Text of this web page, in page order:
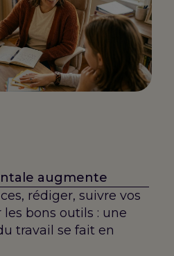
augmente
rédiger, suivre vos
bons outils : une
travail se fait en